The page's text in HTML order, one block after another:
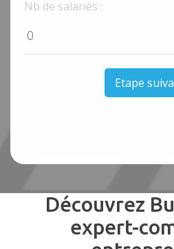
Nb de salariés :
Etape
Découvrez
expert-